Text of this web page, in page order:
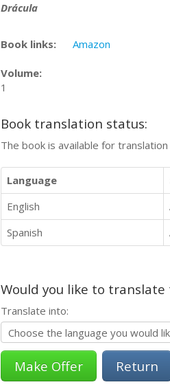
Drácula
Book links: Amazon
Volume:
1
Book translation status:
The book is available for
Language
English
Spanish
Would you like to
Translate into:
Return